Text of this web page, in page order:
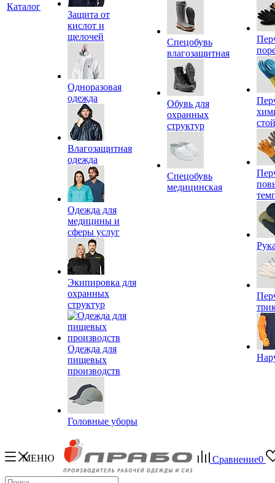
Каталог
Защита от
кислот и
щелочей
Одноразовая
одежда
Влагозащитная
одежда
Одежда для
медицины и
сферы услуг
Экипировка для
охранных
структур
Одежда для
пищевых
производств
Головные уборы
Спецобувь
влагозащитная
Обувь для
охранных
структур
Спецобувь
медицинская
МЕНЮ Сравнение0